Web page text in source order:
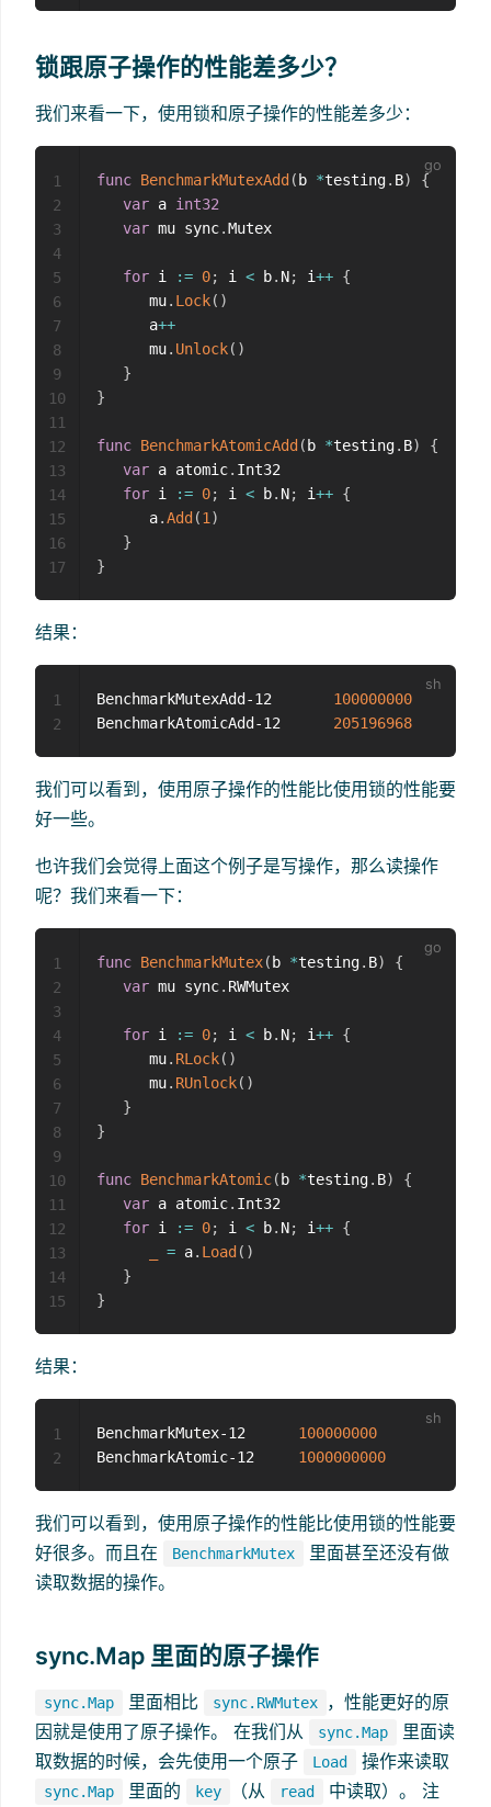
锁跟原子操作的性能差多少？
我们来看一下，使用锁和原子操作的性能差多少：
func BenchmarkMutexAdd ( b *testing. B)
{
var a int32
var mu sync.Mutex
for i := 0; i < b. N; i++ {
      mu
. Lock( )
      a
++
      mu
. Unlock( )
}
}
func BenchmarkAtomicAdd ( b *testing. B)
{
var a atomic. Int32
for i := 0; i < b. N; i++ {
      a
.Add (1 )
}
}
1
2
3
4
5
6
7
8
9
10
11
12
13
14
15
16
17
结果：
BenchmarkMutexAdd-12 100000000
BenchmarkAtomicAdd-12 205196968
1
2
我们可以看到，使用原子操作的性能比使用锁的性能要
好一些。
也许我们会觉得上面这个例子是写操作，那么读操作
呢？我们来看一下：
func BenchmarkMutex( b *testing. B)
{
var mu sync. RWMutex
for i := 0; i < b. N; i++ {
      mu
. RLock( )
      mu
. RUnlock( )
}
}
func BenchmarkAtomic( b *testing. B)
{
var a atomic. Int32
for i := 0; i < b. N; i++ {
= a. Load ( )
}
}
1
2
3
4
5
6
7
8
9
10
11
12
13
14
15
结果：
BenchmarkMutex-12 100000000
BenchmarkAtomic-12 1000000000
1
2
我们可以看到，使用原子操作的性能比使用锁的性能要
好很多。而且在
BenchmarkMutex
里面甚至还没有做
读取数据的操作。
sync.Map 里面的原子操作
sync.Map 里面相比 sync.RWMutex
，性能更好的原
因就是使用了原子操作。 在我们从
sync.Map
里面读
取数据的时候，会先使用一个原子
Load 操作来读取
sync.Map 里面的 key （从 read
中读取）。 注